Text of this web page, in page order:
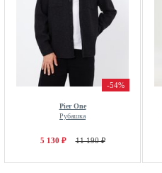
-54%
Pier One
Рубашка
5 130 ₽ 11 190 ₽